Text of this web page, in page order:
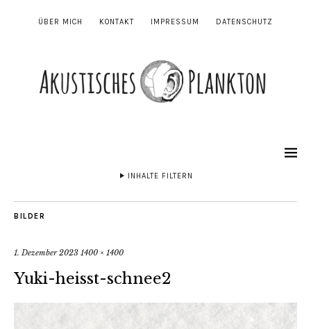
ÜBER MICH KONTAKT IMPRESSUM DATENSCHUTZ
INHALTE FILTERN
BILDER
1. Dezember 2023 1400 × 1400
Yuki-heisst-schnee2